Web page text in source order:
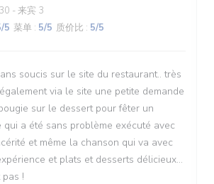
- 来宾 3
/5 菜单 : 5/5 质价比 : 5/5
soucis sur le site du restaurant.. très
via le site une petite demande
sur le dessert pour fêter un
qui a été sans problème exécuté avec
et même la chanson qui va avec
et plats et desserts délicieux...
!